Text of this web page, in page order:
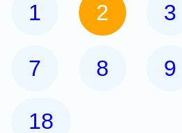
1 2 3
7 8 9
18